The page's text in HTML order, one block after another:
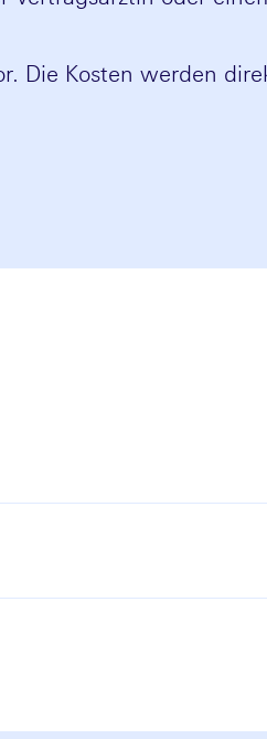
Die Kosten werden